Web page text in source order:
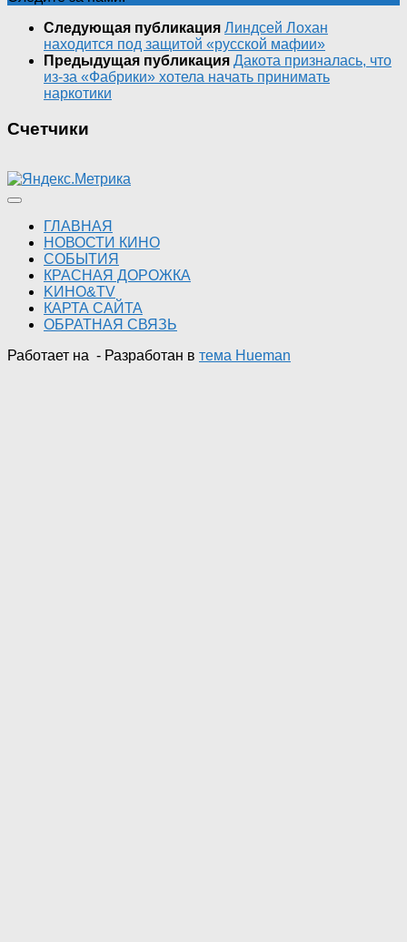
Следующая публикация Линдсей Лохан
находится под защитой «русской мафии»
Предыдущая публикация Дакота призналась, что
из-за «Фабрики» хотела начать принимать
наркотики
Счетчики
ГЛАВНАЯ
НОВОСТИ КИНО
СОБЫТИЯ
КРАСНАЯ ДОРОЖКА
KИНО&TV
КАРТА САЙТА
ОБРАТНАЯ СВЯЗЬ
Работает на - Разработан в тема Hueman